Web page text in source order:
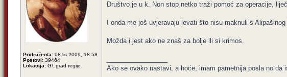
Pridružen/a: 08 lis 2009, 18:58
Postovi: 39464
Lokacija: Gl. grad regije
Društvo je u k. Non stop netko traži pomoć za operacije,
I onda me još uvjeravaju levati što nisu maknuli s
Možda i jest ako ne znaš za bolje ili si krimos.
Ako se ovako nastavi, a hoće, imam pametnija posla no da